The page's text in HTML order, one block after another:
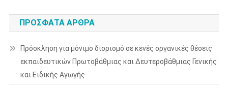
ΠΡΌΣΦΑΤΑ ΆΡΘΡΑ
Πρόσκληση για μόνιμο διορισμό σε κενές οργανικές θέσεις
εκπαιδευτικών Πρωτοβάθμιας και Δευτεροβάθμιας Γενικής
και Ειδικής Αγωγής